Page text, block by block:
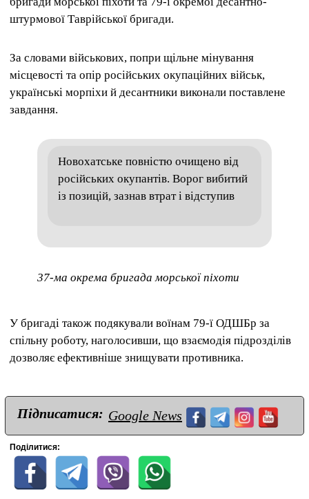
штурмової Таврійської бригади.
За словами військових, попри щільне мінування
місцевості та опір російських окупаційних військ,
українські морпіхи й десантники виконали поставлене
завдання.
Новохатське повністю очищено від
російських окупантів. Ворог вибитий
із позицій, зазнав втрат і відступив
37-ма окрема бригада морської піхоти
У бригаді також подякували воїнам 79-ї ОДШБр за
спільну роботу, наголосивши, що взаємодія підрозділів
дозволяє ефективніше знищувати противника.
Підписатися: Google News
Поділитися: